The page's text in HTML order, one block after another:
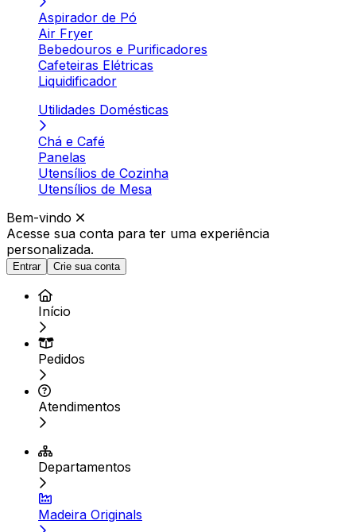
Aspirador de Pó
Air Fryer
Bebedouros e Purificadores
Cafeteiras Elétricas
Liquidificador
Utilidades Domésticas
Chá e Café
Panelas
Utensílios de Cozinha
Utensílios de Mesa
Bem-vindo
Acesse sua conta para ter uma experiência
personalizada.
Entrar Crie sua conta
Início
Pedidos
Atendimentos
Departamentos
Madeira Originals